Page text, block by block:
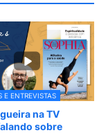
E ENTREVISTAS
na TV
sobre